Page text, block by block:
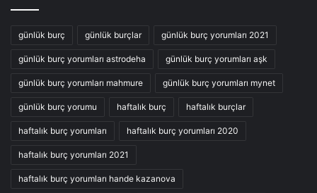
günlük burç günlük burçlar günlük burç yorumları 2021
günlük burç yorumları astrodeha günlük burç yorumları aşk
günlük burç yorumları mahmure günlük burç yorumları mynet
günlük burç yorumu haftalık burç haftalık burçlar
haftalık burç yorumları haftalık burç yorumları 2020
haftalık burç yorumları 2021
haftalık burç yorumları hande kazanova